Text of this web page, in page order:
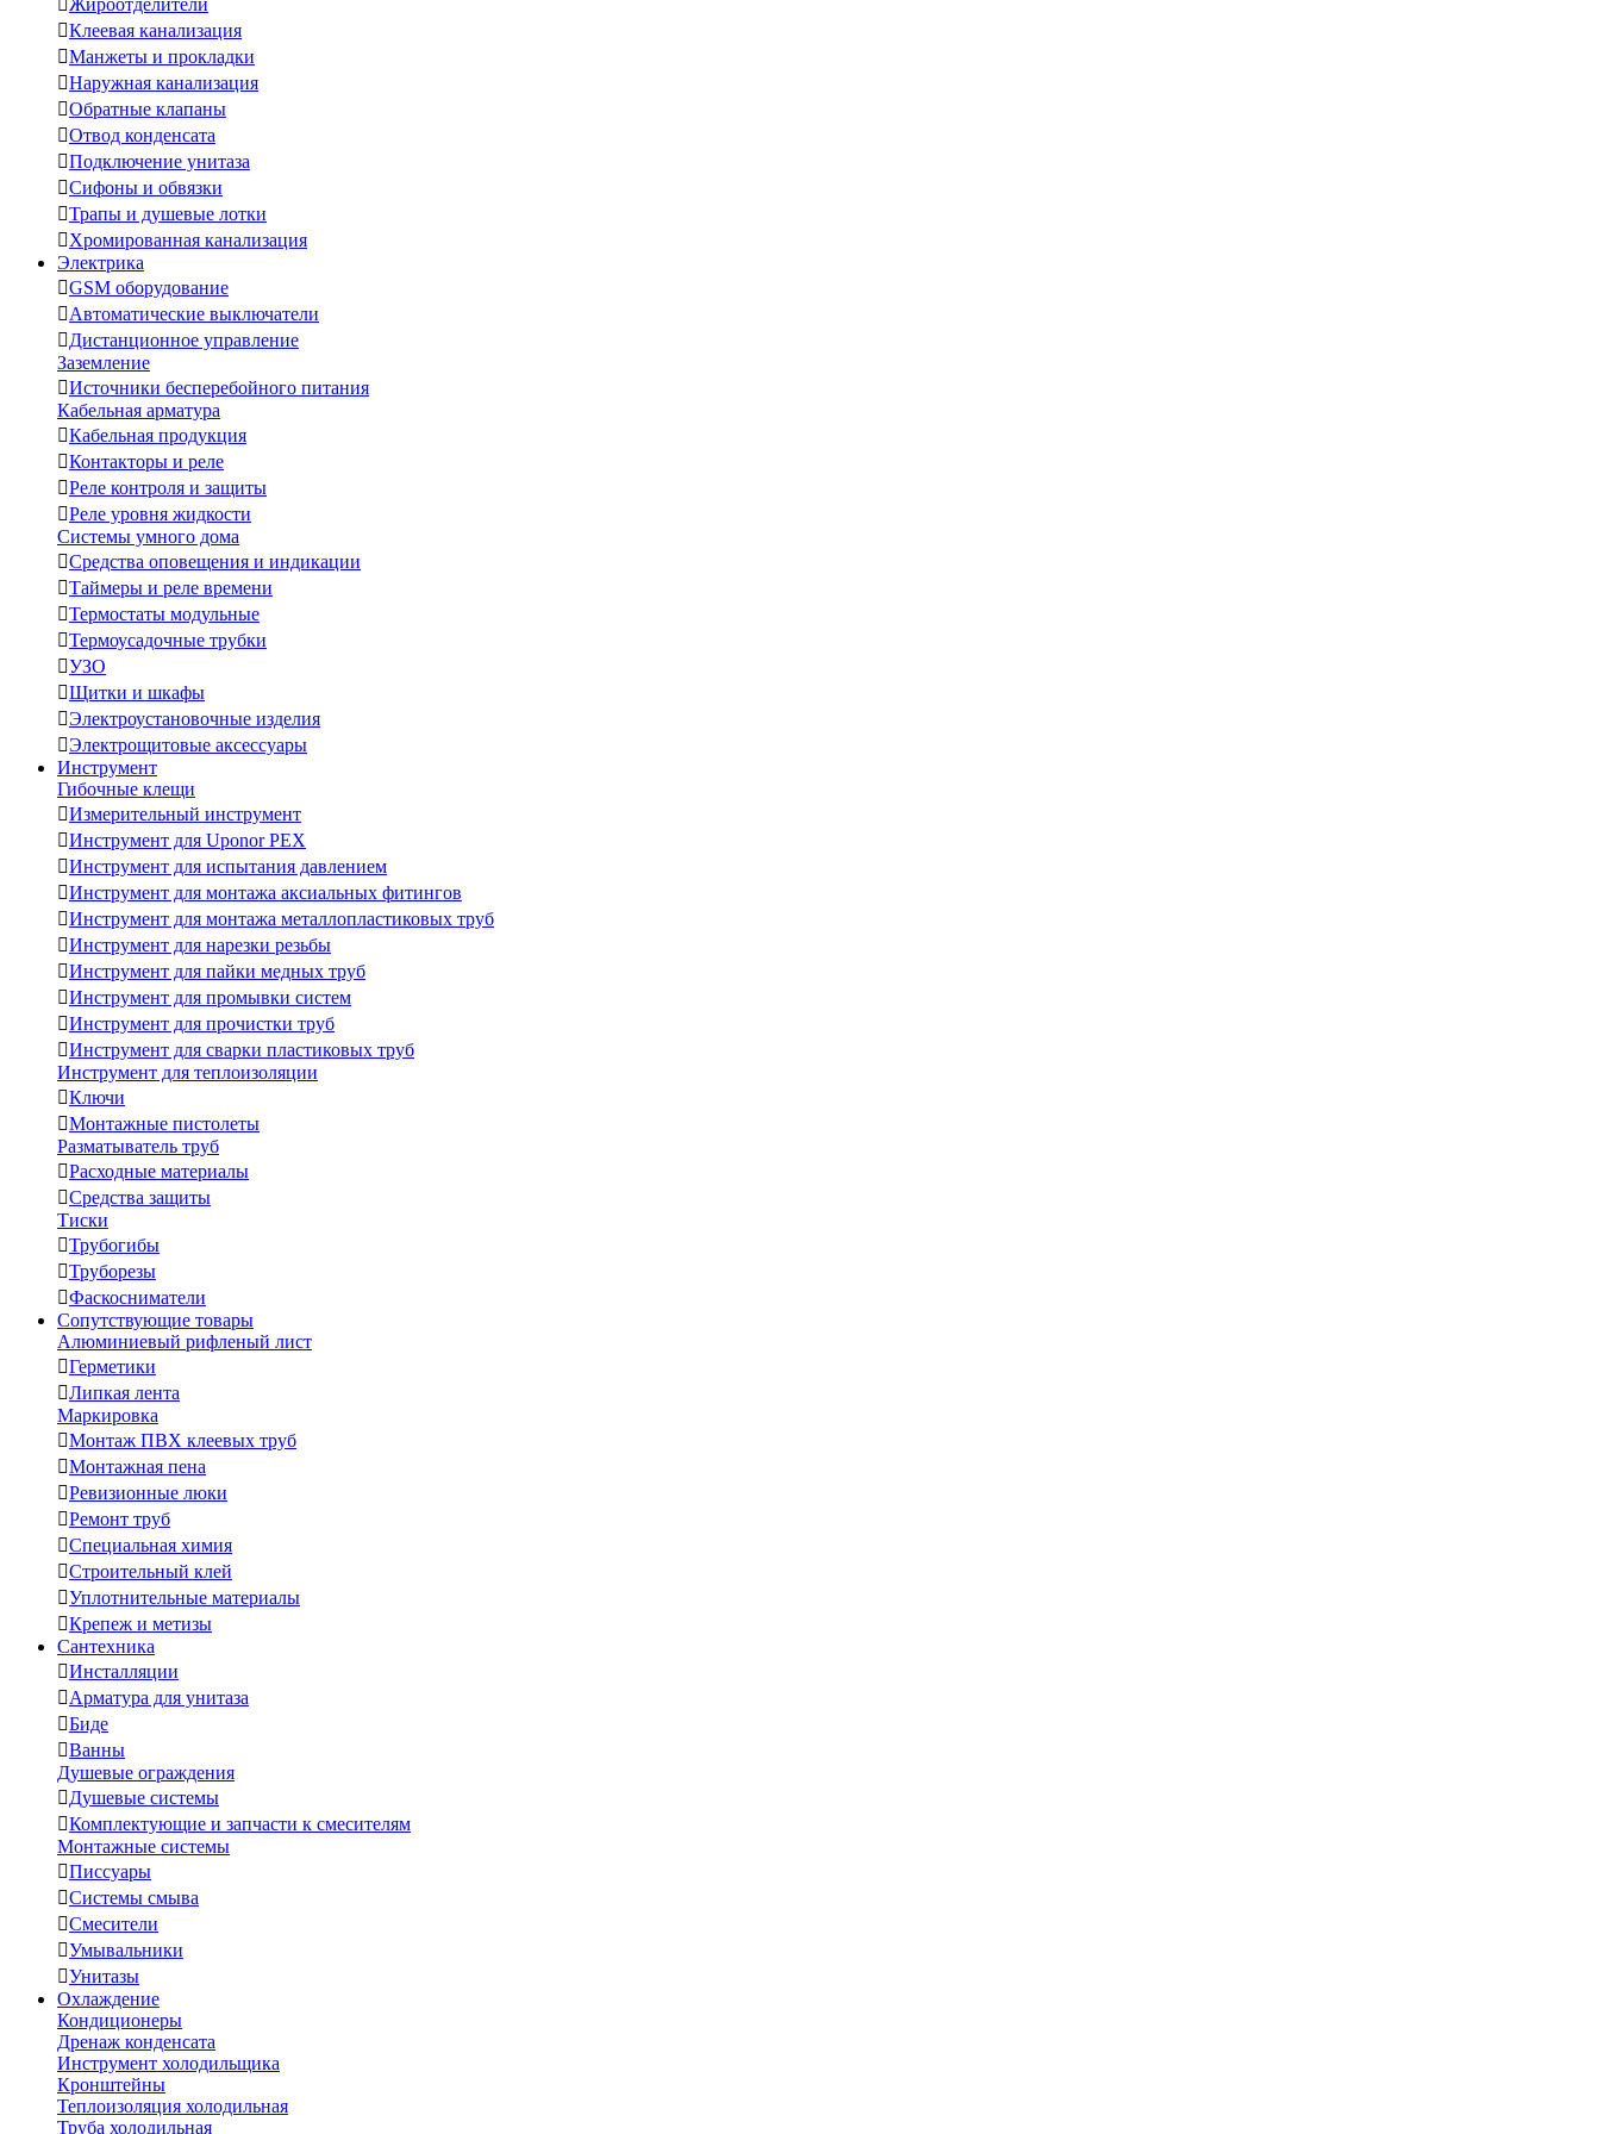
Жироотделители
Клеевая канализация
Манжеты и прокладки
Наружная канализация
Обратные клапаны
Отвод конденсата
Подключение унитаза
Сифоны и обвязки
Трапы и душевые лотки
Хромированная канализация
Электрика
GSM оборудование
Автоматические выключатели
Дистанционное управление
Заземление
Источники бесперебойного питания
Кабельная арматура
Кабельная продукция
Контакторы и реле
Реле контроля и защиты
Реле уровня жидкости
Системы умного дома
Средства оповещения и индикации
Таймеры и реле времени
Термостаты модульные
Термоусадочные трубки
УЗО
Щитки и шкафы
Электроустановочные изделия
Электрощитовые аксессуары
Инструмент
Гибочные клещи
Измерительный инструмент
Инструмент для Uponor PEX
Инструмент для испытания давлением
Инструмент для монтажа аксиальных фитингов
Инструмент для монтажа металлопластиковых труб
Инструмент для нарезки резьбы
Инструмент для пайки медных труб
Инструмент для промывки систем
Инструмент для прочистки труб
Инструмент для сварки пластиковых труб
Инструмент для теплоизоляции
Ключи
Монтажные пистолеты
Разматыватель труб
Расходные материалы
Средства защиты
Тиски
Трубогибы
Труборезы
Фаскосниматели
Сопутствующие товары
Алюминиевый рифленый лист
Герметики
Липкая лента
Маркировка
Монтаж ПВХ клеевых труб
Монтажная пена
Ревизионные люки
Ремонт труб
Специальная химия
Строительный клей
Уплотнительные материалы
Крепеж и метизы
Сантехника
Инсталляции
Арматура для унитаза
Биде
Ванны
Душевые ограждения
Душевые системы
Комплектующие и запчасти к смесителям
Монтажные системы
Писсуары
Системы смыва
Смесители
Умывальники
Унитазы
Охлаждение
Кондиционеры
Дренаж конденсата
Инструмент холодильщика
Кронштейны
Теплоизоляция холодильная
Труба холодильная